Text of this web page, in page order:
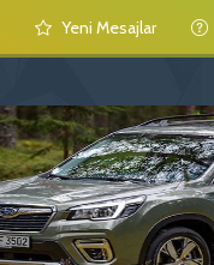
Yeni Mesajlar